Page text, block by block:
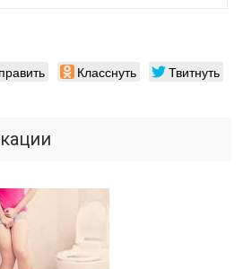
Класснуть Твитнуть